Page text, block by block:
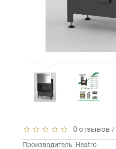
0 отзывов /
Производитель Heatro